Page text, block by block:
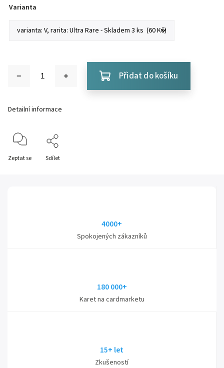
Varianta
Přidat do košíku
Detailní informace
Zeptat se Sdílet
4000+
Spokojených zákazníků
180 000+
Karet na cardmarketu
15+ let
Zkušeností